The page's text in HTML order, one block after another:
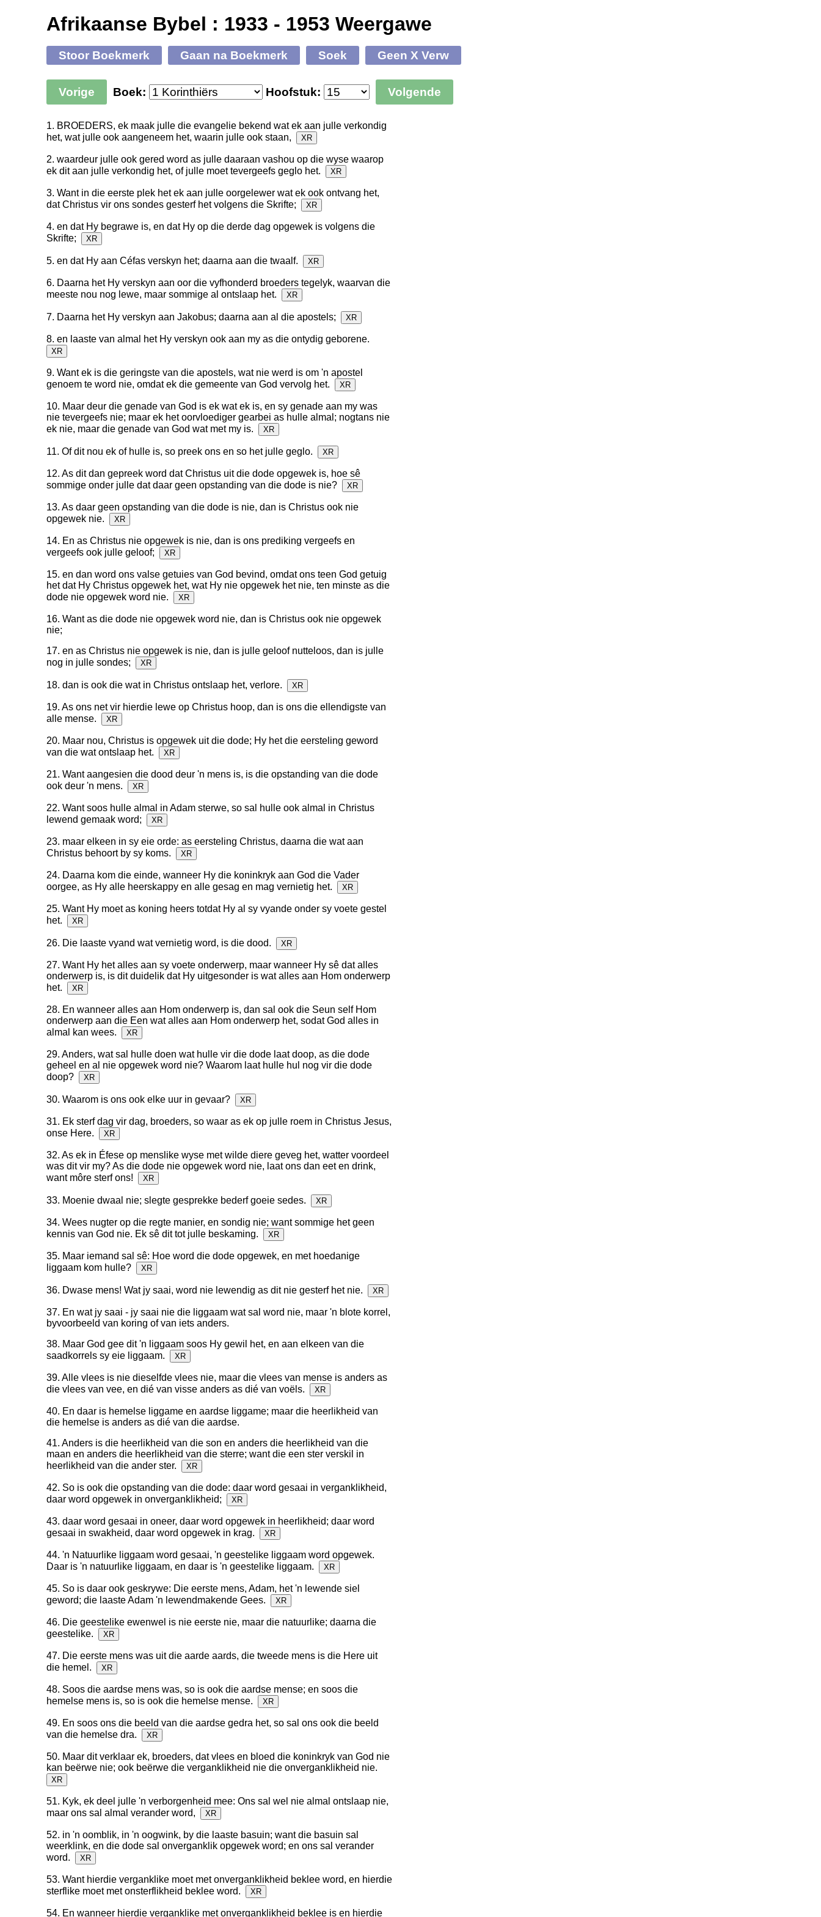
Afrikaanse Bybel : 1933 - 1953 Weergawe
Stoor Boekmerk Gaan na Boekmerk Soek Geen X Verw
Vorige Boek: Hoofstuk: Volgende
1. BROEDERS, ek maak julle die evangelie bekend wat ek aan julle verkondig
het, wat julle ook aangeneem het, waarin julle ook staan,
XR
2. waardeur julle ook gered word as julle daaraan vashou op die wyse waarop
ek dit aan julle verkondig het, of julle moet tevergeefs geglo het.
XR
3. Want in die eerste plek het ek aan julle oorgelewer wat ek ook ontvang het,
dat Christus vir ons sondes gesterf het volgens die Skrifte;
XR
4. en dat Hy begrawe is, en dat Hy op die derde dag opgewek is volgens die
Skrifte;
XR
5. en dat Hy aan Céfas verskyn het; daarna aan die twaalf. XR
6. Daarna het Hy verskyn aan oor die vyfhonderd broeders tegelyk, waarvan die
meeste nou nog lewe, maar sommige al ontslaap het.
XR
7. Daarna het Hy verskyn aan Jakobus; daarna aan al die apostels; XR
8. en laaste van almal het Hy verskyn ook aan my as die ontydig geborene.
XR
9. Want ek is die geringste van die apostels, wat nie werd is om 'n apostel
genoem te word nie, omdat ek die gemeente van God vervolg het.
XR
10. Maar deur die genade van God is ek wat ek is, en sy genade aan my was
nie tevergeefs nie; maar ek het oorvloediger gearbei as hulle almal; nogtans nie
ek nie, maar die genade van God wat met my is.
XR
11. Of dit nou ek of hulle is, so preek ons en so het julle geglo. XR
12. As dit dan gepreek word dat Christus uit die dode opgewek is, hoe sê
sommige onder julle dat daar geen opstanding van die dode is nie?
XR
13. As daar geen opstanding van die dode is nie, dan is Christus ook nie
opgewek nie.
XR
14. En as Christus nie opgewek is nie, dan is ons prediking vergeefs en
vergeefs ook julle geloof;
XR
15. en dan word ons valse getuies van God bevind, omdat ons teen God getuig
het dat Hy Christus opgewek het, wat Hy nie opgewek het nie, ten minste as die
dode nie opgewek word nie.
XR
16. Want as die dode nie opgewek word nie, dan is Christus ook nie opgewek
nie;
17. en as Christus nie opgewek is nie, dan is julle geloof nutteloos, dan is julle
nog in julle sondes;
XR
18. dan is ook die wat in Christus ontslaap het, verlore. XR
19. As ons net vir hierdie lewe op Christus hoop, dan is ons die ellendigste van
alle mense.
XR
20. Maar nou, Christus is opgewek uit die dode; Hy het die eersteling geword
van die wat ontslaap het.
XR
21. Want aangesien die dood deur 'n mens is, is die opstanding van die dode
ook deur 'n mens.
XR
22. Want soos hulle almal in Adam sterwe, so sal hulle ook almal in Christus
lewend gemaak word;
XR
23. maar elkeen in sy eie orde: as eersteling Christus, daarna die wat aan
Christus behoort by sy koms.
XR
24. Daarna kom die einde, wanneer Hy die koninkryk aan God die Vader
oorgee, as Hy alle heerskappy en alle gesag en mag vernietig het.
XR
25. Want Hy moet as koning heers totdat Hy al sy vyande onder sy voete gestel
het.
XR
26. Die laaste vyand wat vernietig word, is die dood. XR
27. Want Hy het alles aan sy voete onderwerp, maar wanneer Hy sê dat alles
onderwerp is, is dit duidelik dat Hy uitgesonder is wat alles aan Hom onderwerp
het.
XR
28. En wanneer alles aan Hom onderwerp is, dan sal ook die Seun self Hom
onderwerp aan die Een wat alles aan Hom onderwerp het, sodat God alles in
almal kan wees.
XR
29. Anders, wat sal hulle doen wat hulle vir die dode laat doop, as die dode
geheel en al nie opgewek word nie? Waarom laat hulle hul nog vir die dode
doop?
XR
30. Waarom is ons ook elke uur in gevaar? XR
31. Ek sterf dag vir dag, broeders, so waar as ek op julle roem in Christus Jesus,
onse Here.
XR
32. As ek in Éfese op menslike wyse met wilde diere geveg het, watter voordeel
was dit vir my? As die dode nie opgewek word nie, laat ons dan eet en drink,
want môre sterf ons!
XR
33. Moenie dwaal nie; slegte gesprekke bederf goeie sedes. XR
34. Wees nugter op die regte manier, en sondig nie; want sommige het geen
kennis van God nie. Ek sê dit tot julle beskaming.
XR
35. Maar iemand sal sê: Hoe word die dode opgewek, en met hoedanige
liggaam kom hulle?
XR
36. Dwase mens! Wat jy saai, word nie lewendig as dit nie gesterf het nie. XR
37. En wat jy saai - jy saai nie die liggaam wat sal word nie, maar 'n blote korrel,
byvoorbeeld van koring of van iets anders.
38. Maar God gee dit 'n liggaam soos Hy gewil het, en aan elkeen van die
saadkorrels sy eie liggaam.
XR
39. Alle vlees is nie dieselfde vlees nie, maar die vlees van mense is anders as
die vlees van vee, en dié van visse anders as dié van voëls.
XR
40. En daar is hemelse liggame en aardse liggame; maar die heerlikheid van
die hemelse is anders as dié van die aardse.
41. Anders is die heerlikheid van die son en anders die heerlikheid van die
maan en anders die heerlikheid van die sterre; want die een ster verskil in
heerlikheid van die ander ster.
XR
42. So is ook die opstanding van die dode: daar word gesaai in verganklikheid,
daar word opgewek in onverganklikheid;
XR
43. daar word gesaai in oneer, daar word opgewek in heerlikheid; daar word
gesaai in swakheid, daar word opgewek in krag.
XR
44. 'n Natuurlike liggaam word gesaai, 'n geestelike liggaam word opgewek.
Daar is 'n natuurlike liggaam, en daar is 'n geestelike liggaam.
XR
45. So is daar ook geskrywe: Die eerste mens, Adam, het 'n lewende siel
geword; die laaste Adam 'n lewendmakende Gees.
XR
46. Die geestelike ewenwel is nie eerste nie, maar die natuurlike; daarna die
geestelike.
XR
47. Die eerste mens was uit die aarde aards, die tweede mens is die Here uit
die hemel.
XR
48. Soos die aardse mens was, so is ook die aardse mense; en soos die
hemelse mens is, so is ook die hemelse mense.
XR
49. En soos ons die beeld van die aardse gedra het, so sal ons ook die beeld
van die hemelse dra.
XR
50. Maar dit verklaar ek, broeders, dat vlees en bloed die koninkryk van God nie
kan beërwe nie; ook beërwe die verganklikheid nie die onverganklikheid nie.
XR
51. Kyk, ek deel julle 'n verborgenheid mee: Ons sal wel nie almal ontslaap nie,
maar ons sal almal verander word,
XR
52. in 'n oomblik, in 'n oogwink, by die laaste basuin; want die basuin sal
weerklink, en die dode sal onverganklik opgewek word; en ons sal verander
word.
XR
53. Want hierdie verganklike moet met onverganklikheid beklee word, en hierdie
sterflike moet met onsterflikheid beklee word.
XR
54. En wanneer hierdie verganklike met onverganklikheid beklee is en hierdie